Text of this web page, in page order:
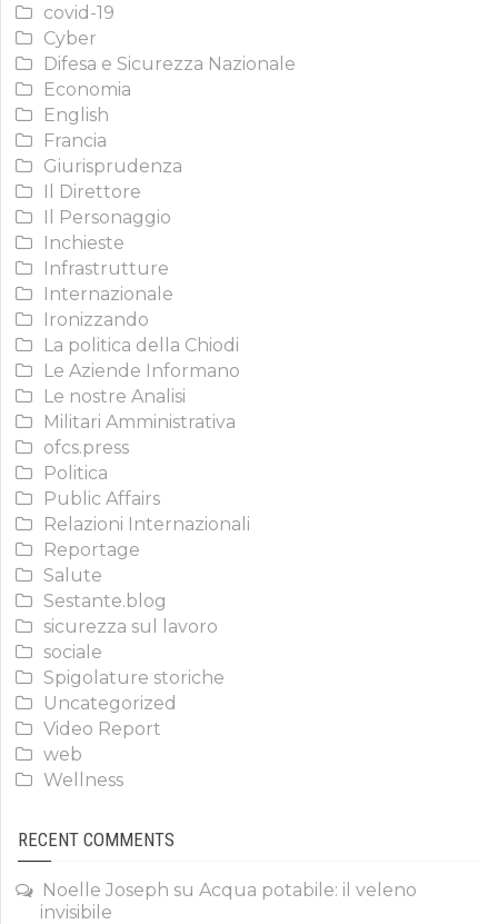
covid-19
Cyber
Difesa e Sicurezza Nazionale
Economia
English
Francia
Giurisprudenza
Il Direttore
Il Personaggio
Inchieste
Infrastrutture
Internazionale
Ironizzando
La politica della Chiodi
Le Aziende Informano
Le nostre Analisi
Militari Amministrativa
ofcs.press
Politica
Public Affairs
Relazioni Internazionali
Reportage
Salute
Sestante.blog
sicurezza sul lavoro
sociale
Spigolature storiche
Uncategorized
Video Report
web
Wellness
RECENT COMMENTS
Noelle Joseph su Acqua potabile: il veleno
invisibile